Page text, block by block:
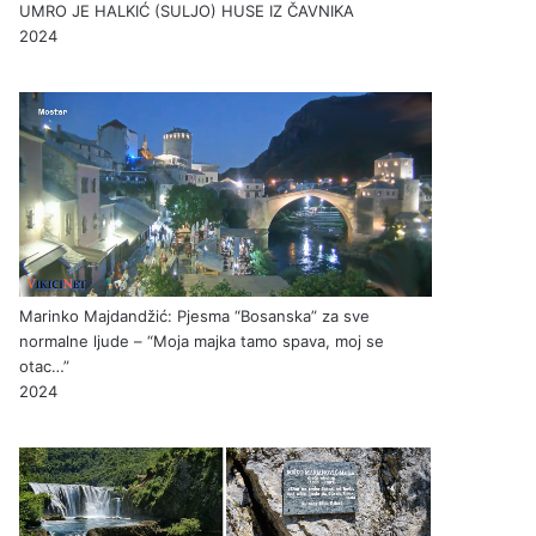
UMRO JE HALKIĆ (SULJO) HUSE IZ ČAVNIKA
2024
Marinko Majdandžić: Pjesma “Bosanska” za sve
normalne ljude – “Moja majka tamo spava, moj se
otac…”
2024